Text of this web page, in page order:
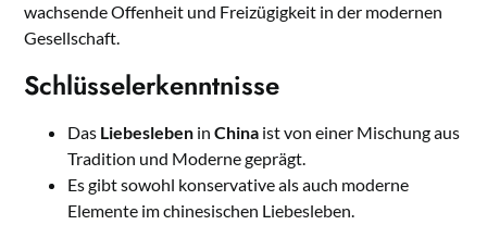
wachsende Offenheit und Freizügigkeit in der modernen
Gesellschaft.
Schlüsselerkenntnisse
Das Liebesleben inChina ist von einer Mischung aus
Tradition und Moderne geprägt.
Es gibt sowohl konservative als auch moderne
Elemente im chinesischen Liebesleben.